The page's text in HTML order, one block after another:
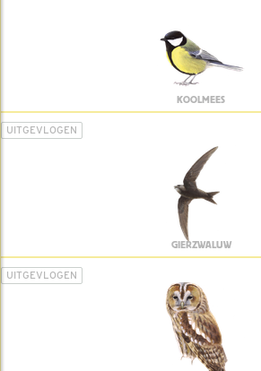
KOOLMEES
UITGEVLOGEN
GIERZWALUW
UITGEVLOGEN